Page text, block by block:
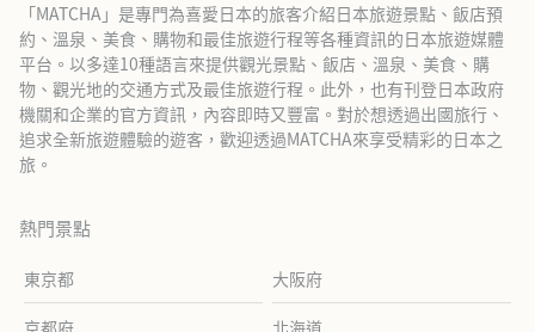
「MATCHA」是專門為喜愛日本的旅客介紹日本旅遊景點、飯店預
約、溫泉、美食、購物和最佳旅遊行程等各種資訊的日本旅遊媒體
平台。以多達10種語言來提供觀光景點、飯店、溫泉、美食、購
物、觀光地的交通方式及最佳旅遊行程。此外，也有刊登日本政府
機關和企業的官方資訊，內容即時又豐富。對於想透過出國旅行、
追求全新旅遊體驗的遊客，歡迎透過MATCHA來享受精彩的日本之
旅。
熱門景點
東京都 大阪府